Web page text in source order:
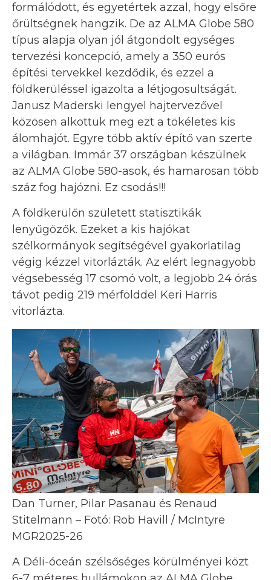
formálódott, és egyetértek azzal, hogy elsőre
őrültségnek hangzik. De az ALMA Globe 580
típus alapja olyan jól átgondolt egységes
tervezési koncepció, amely a 350 eurós
építési tervekkel kezdődik, és ezzel a
földkerüléssel igazolta a létjogosultságát.
Janusz Maderski lengyel hajtervezővel
közösen alkottuk meg ezt a tökéletes kis
álomhajót. Egyre több aktív építő van szerte
a világban. Immár 37 országban készülnek
az ALMA Globe 580-asok, és hamarosan több
száz fog hajózni. Ez csodás!!!
A földkerülőn született statisztikák
lenyűgözők. Ezeket a kis hajókat
szélkormányok segítségével gyakorlatilag
végig kézzel vitorlázták. Az elért legnagyobb
végsebesség 17 csomó volt, a legjobb 24 órás
távot pedig 219 mérfölddel Keri Harris
vitorlázta.
Dan Turner, Pilar Pasanau és Renaud
Stitelmann – Fotó: Rob Havill / McIntyre
MGR2025-26
A Déli-óceán szélsőséges körülményei közt